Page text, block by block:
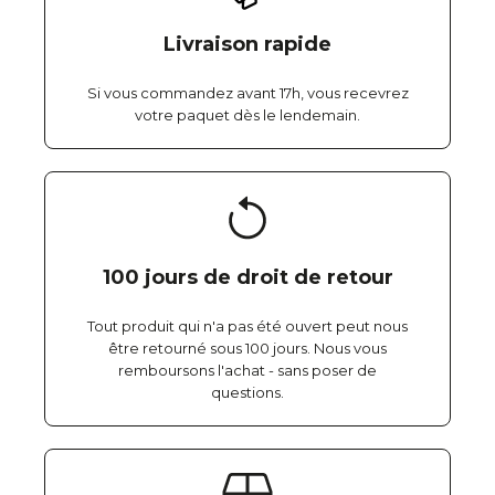
Livraison rapide
Si vous commandez avant 17h, vous recevrez
votre paquet dès le lendemain.
100 jours de droit de retour
Tout produit qui n'a pas été ouvert peut nous
être retourné sous 100 jours. Nous vous
remboursons l'achat - sans poser de
questions.